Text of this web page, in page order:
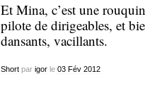
Et Mina, c’est une
pilote de dirigeables, et
dansants, vacillants.
Shortpar igorle 03 Fév 2012